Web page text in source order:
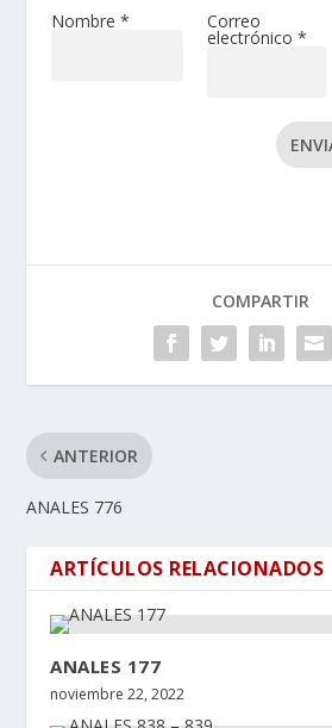
Nombre * Correo
electrónico *
COMPARTIR
ANTERIOR
ANALES 776
ARTÍCULOS RELACIONADOS
ANALES 177
noviembre 22, 2022